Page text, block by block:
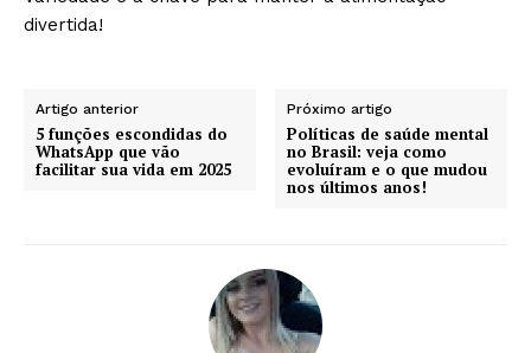
divertida!
Artigo anterior
5 funções escondidas do
WhatsApp que vão
facilitar sua vida em 2025
Próximo artigo
Políticas de saúde mental
no Brasil: veja como
evoluíram e o que mudou
nos últimos anos!